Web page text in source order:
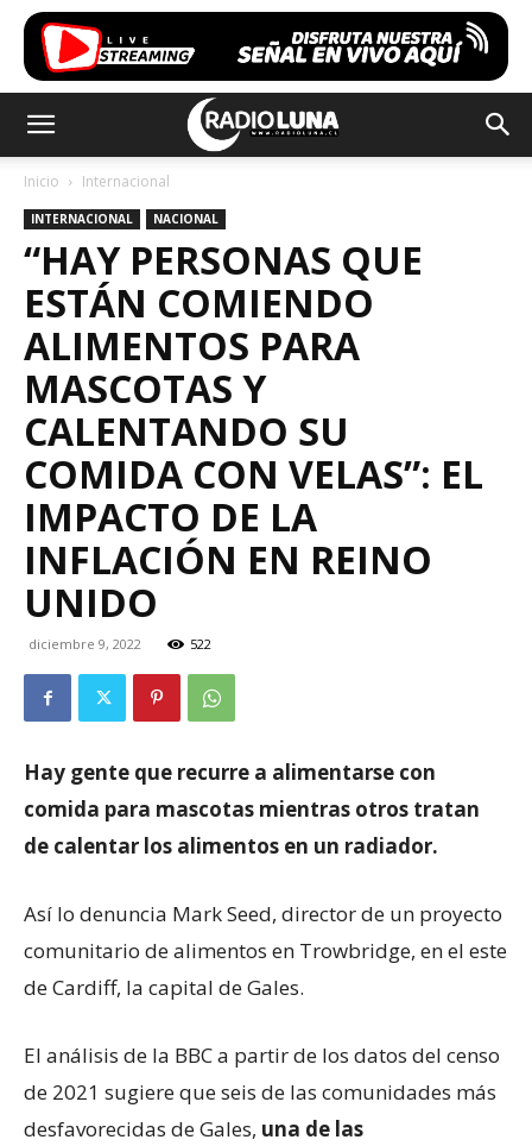
Inicio Internacional
INTERNACIONAL NACIONAL
“HAY PERSONAS QUE
ESTÁN COMIENDO
ALIMENTOS PARA
MASCOTAS Y
CALENTANDO SU
COMIDA CON VELAS”: EL
IMPACTO DE LA
INFLACIÓN EN REINO
UNIDO
diciembre 9, 2022 522
Hay gente que recurre a alimentarse con
comida para mascotas mientras otros tratan
de calentar los alimentos en un radiador.
Así lo denuncia Mark Seed, director de un proyecto
comunitario de alimentos en Trowbridge, en el este
de Cardiff, la capital de Gales.
El análisis de la BBC a partir de los datos del censo
de 2021 sugiere que seis de las comunidades más
desfavorecidas de Gales, una de las